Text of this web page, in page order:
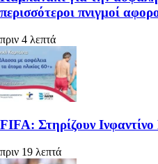
περισσότεροι πνιγμοί
πριν 4 λεπτά
FIFA: Στηρίζουν
πριν 19 λεπτά